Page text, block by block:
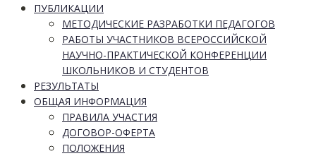
ПУБЛИКАЦИИ
МЕТОДИЧЕСКИЕ РАЗРАБОТКИ ПЕДАГОГОВ
РАБОТЫ УЧАСТНИКОВ ВСЕРОССИЙСКОЙ
НАУЧНО-ПРАКТИЧЕСКОЙ КОНФЕРЕНЦИИ
ШКОЛЬНИКОВ И СТУДЕНТОВ
РЕЗУЛЬТАТЫ
ОБЩАЯ ИНФОРМАЦИЯ
ПРАВИЛА УЧАСТИЯ
ДОГОВОР-ОФЕРТА
ПОЛОЖЕНИЯ